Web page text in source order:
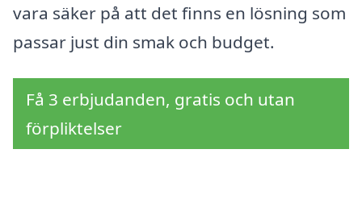
vara säker på att det finns en lösning som
passar just din smak och budget.
Få 3 erbjudanden, gratis och utan
förpliktelser